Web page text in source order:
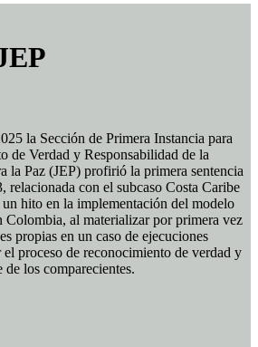
la Sección de Primera Instancia para
de Verdad y Responsabilidad de la
la Paz (JEP) profirió la primera sentencia
relacionada con el subcaso Costa Caribe
hito en la implementación del modelo
Colombia, al materializar por primera vez
propias en un caso de ejecuciones
proceso de reconocimiento de verdad y
los comparecientes.